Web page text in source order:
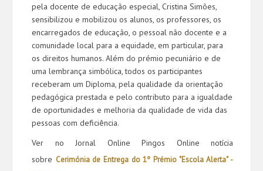
pela docente de educação especial, Cristina Simões,
sensibilizou e mobilizou os alunos, os professores, os
encarregados de educação, o pessoal não docente e a
comunidade local para a equidade, em particular, para
os direitos humanos. Além do prémio pecuniário e de
uma lembrança simbólica, todos os participantes
receberam um Diploma, pela qualidade da orientação
pedagógica prestada e pelo contributo para a igualdade
de oportunidades e melhoria da qualidade de vida das
pessoas com deficiência.
Ver no Jornal Online Pingos Online notícia
sobre Cerimónia de Entrega do 1º Prémio "Escola Alerta" -